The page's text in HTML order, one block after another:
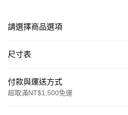
請選擇商品選項
尺寸表
付款與運送方式
超取滿NT$1,500免運